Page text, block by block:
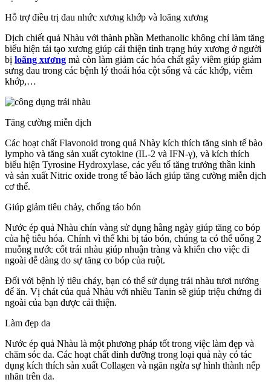
Hỗ trợ điều trị đau nhức xương khớp và loãng xương
Dịch chiết quả Nhàu với thành phần Methanolic không chỉ làm tăng
biểu hiện tái tạo xương giúp cải thiện tình trạng hủy xương ở người
bị loãng xương mà còn làm giảm các hóa chất gây viêm giúp giảm
sưng đau trong các bệnh lý thoái hóa cột sống và các khớp, viêm
khớp,…
Tăng cường miễn dịch
Các hoạt chất Flavonoid trong quả Nhày kích thích tăng sinh tế bào
lympho và tăng sản xuất cytokine (IL-2 và IFN-γ), và kích thích
biểu hiện Tyrosine Hydroxylase, các yếu tố tăng trưởng thần kinh
và sản xuất Nitric oxide trong tế bào lách giúp tăng cường miễn dịch
cơ thể.
Giúp giảm tiêu chảy, chống táo bón
Nước ép quả Nhàu chín vàng sử dụng hằng ngày giúp tăng co bóp
của hệ tiêu hóa. Chính vì thế khi bị táo bón, chúng ta có thể uống 2
muỗng nước cốt trái nhàu giúp nhuận tràng và khiến cho việc đi
ngoài dễ dàng do sự tăng co bóp của ruột.
Đối với bệnh lý tiêu chảy, bạn có thể sử dụng trái nhàu tươi nướng
để ăn. Vị chát của quả Nhàu với nhiều Tanin sẽ giúp triệu chứng đi
ngoài của bạn được cải thiện.
Làm đẹp da
Nước ép quả Nhàu là một phương pháp tốt trong việc làm đẹp và
chăm sóc da. Các hoạt chất dinh dưỡng trong loại quả này có tác
dụng kích thích sản xuất Collagen và ngăn ngừa sự hình thành nếp
nhăn trên da.